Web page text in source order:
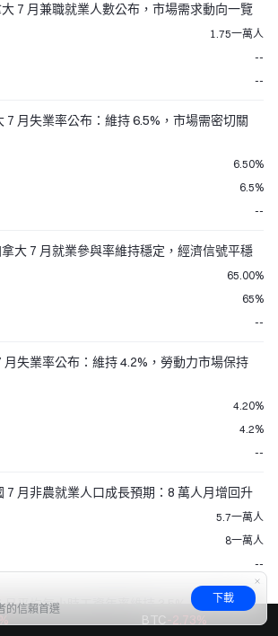
的信賴首選
下載
7 月兼職就業人數公布，市場需求動向一覽
1.75一萬人
--
--
7 月失業率公布：維持 6.5%，市場需密切關
6.50%
6.5%
--
大 7 月就業參與率維持穩定，經濟信號平穩
65.00%
65%
--
月失業率公布：維持 4.2%，勞動力市場保持
4.20%
4.2%
--
7 月非農就業人口成長預期：8 萬人月增回升
5.7一萬人
8一萬人
--
月平均每小時工資年率維持 3.5%，薪資成長
定
% BTC-2.73 %